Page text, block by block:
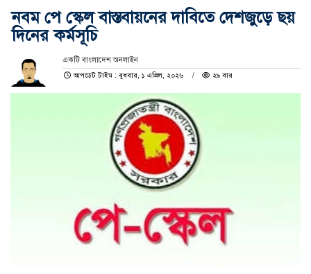
নবম পে স্কেল বাস্তবায়নের দাবিতে দেশজুড়ে ছয়
দিনের কর্মসূচি
একটি বাংলাদেশ অনলাইন
আপডেট টাইম : বুধবার, ১ এপ্রিল, ২০২৬
২৯ বার